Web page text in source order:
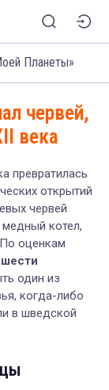
Планеты»
червей,
века
превратилась
открытий
червей
медный котел,
оценкам
шести
один из
когда-либо
в шведской